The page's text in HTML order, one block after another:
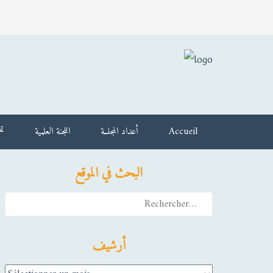
Accueil أعداد المجلــة اللجنة العلمية
البحث في الموقع
أرشيف